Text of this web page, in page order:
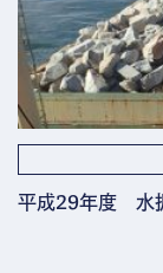
平成29年度 水